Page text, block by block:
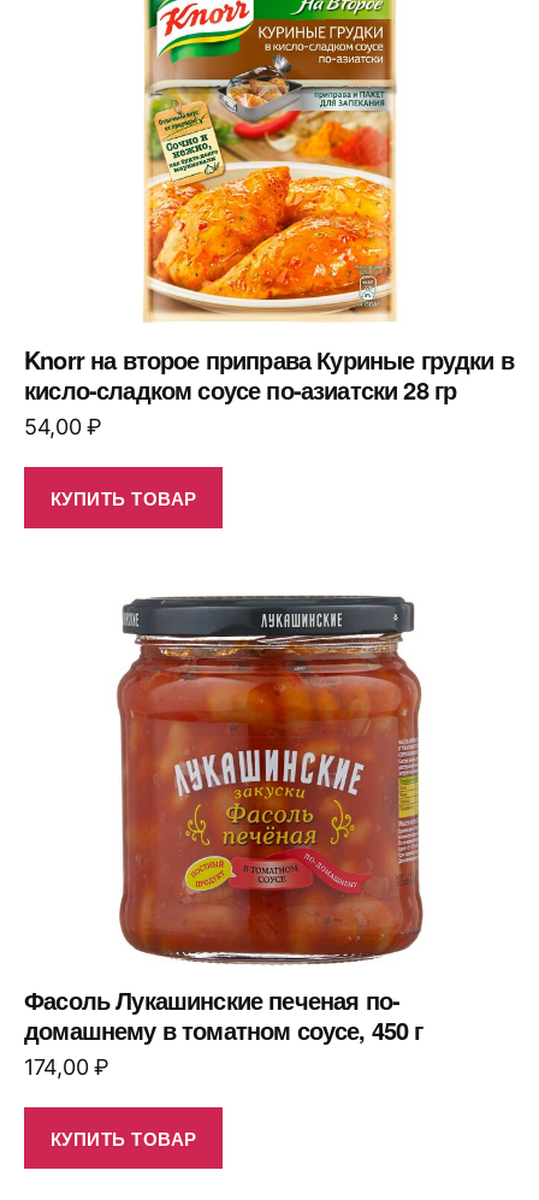
Knorr на второе приправа Куриные грудки в
кисло-сладком соусе по-азиатски 28 гр
54,00₽
КУПИТЬ ТОВАР
Фасоль Лукашинские печеная по-
домашнему в томатном соусе, 450 г
174,00₽
КУПИТЬ ТОВАР